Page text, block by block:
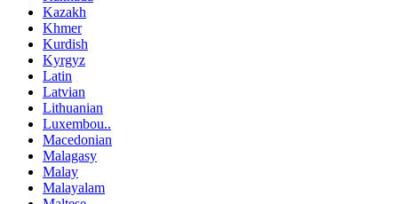
Kazakh
Khmer
Kurdish
Kyrgyz
Latin
Latvian
Lithuanian
Luxembou..
Macedonian
Malagasy
Malay
Malayalam